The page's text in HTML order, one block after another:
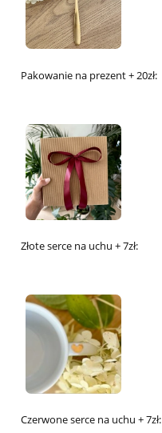
Pakowanie na prezent + 20zł:
Złote serce na uchu + 7zł:
Czerwone serce na uchu + 7zł: